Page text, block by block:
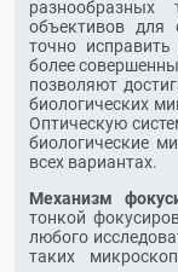
объективов для
точно
более
позволяют
биологических
Оптическую
биологические
всех вариантах.
Механизм
тонкой
любого
таких